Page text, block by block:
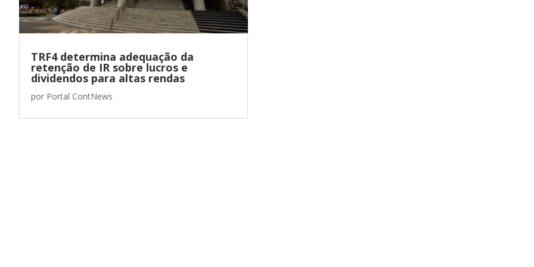
TRF4 determina adequação da
retenção de IR sobre lucros e
dividendos para altas rendas
por Portal ContNews